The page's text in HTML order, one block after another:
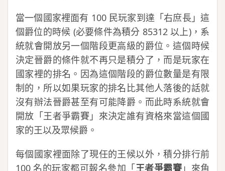
當一個國家裡面有 100 民玩家到達「右庶長」這
個爵位的時候 (必要條件為積分 85312 以上)，系
統就會開放另一個階段更高級的爵位。這個時候
決定晉爵的條件就不再只是積分了，而是玩家在
國家裡的排名。因為這個階段的爵位數量是有限
制的，所以如果玩家的排名比其他人落後的話就
沒有辦法晉爵甚至有可能降爵。而此時系統就會
開放「王者爭霸賽」來決定誰有資格來當這個國
家的王以及眾候爵。
每個國家裡面除了現任的王候以外，積分排行前
100 名的玩家都可報名參加「王者爭霸賽」來角